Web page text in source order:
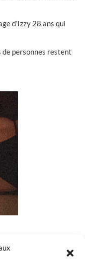
d’Izzy 28 ans qui
de personnes restent